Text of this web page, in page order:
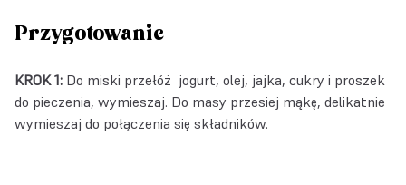
Przygotowanie
KROK 1: Do miski przełóż jogurt, olej, jajka, cukry i proszek
do pieczenia, wymieszaj. Do masy przesiej mąkę, delikatnie
wymieszaj do połączenia się składników.